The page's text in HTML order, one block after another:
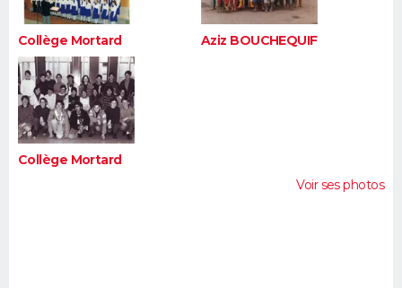
Collège Mortard Aziz BOUCHEQUIF
Collège Mortard
Voir ses photos